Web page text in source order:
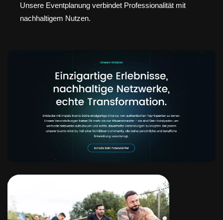
Unsere Eventplanung verbindet Professionalität mit
nachhaltigem Nutzen.